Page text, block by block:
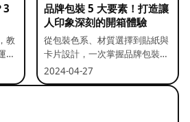
3
教
送
品牌包裝 5 大要素！打造讓
人印象深刻的開箱體驗
從包裝色系、材質選擇到貼紙與
卡片設計，一次掌握品牌包裝的
關鍵要素。
2024-04-27